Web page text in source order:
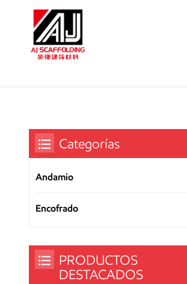
Categorías
Andamio
Encofrado
PRODUCTOS
DESTACADOS